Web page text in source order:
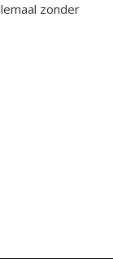
zonder